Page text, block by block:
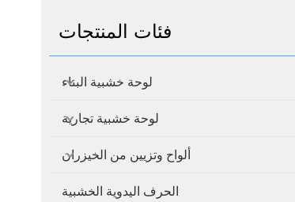
فئات المنتجات
لوحة خشبية البناء
لوحة خشبية تجارية
ألواح وتزيين من الخيزران
الحرف اليدوية الخشبية